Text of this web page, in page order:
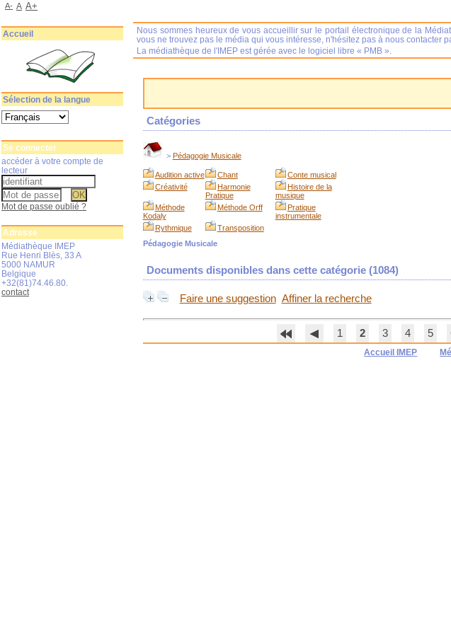
Catégories
> Pédagogie Musicale
Audition active Chant
Conte musical
Créativité
Harmonie
Pratique
Histoire de la
musique
Méthode
Kodaly
Méthode Orff
Pratique
instrumentale
Rythmique
Transposition
Pédagogie Musicale
Documents disponibles dans cette catégorie (1084)
Faire une suggestion Affiner la recherche
1 2 3 4 5
Accueil IMEP
Nous sommes heureux de vous accueillir sur le portail électronique de la
vous ne trouvez pas le média qui vous intéresse, n'hésitez pas à nous contacter
La médiathèque de l'IMEP est gérée avec le logiciel libre « PMB ».
A- A A+
Accueil
Sélection de la langue
Se connecter
accéder à votre compte de
lecteur
Mot de passe oublié ?
Adresse
Médiathèque IMEP
Rue Henri Blès, 33 A
5000 NAMUR
Belgique
+32(81)74.46.80.
contact